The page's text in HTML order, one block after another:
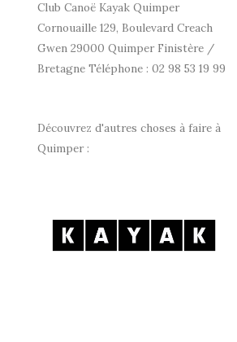
Club Canoë Kayak Quimper
Cornouaille 129, Boulevard Creach
Gwen 29000 Quimper Finistère /
Bretagne Téléphone : 02 98 53 19 99
Découvrez d'autres choses à faire à
Quimper :